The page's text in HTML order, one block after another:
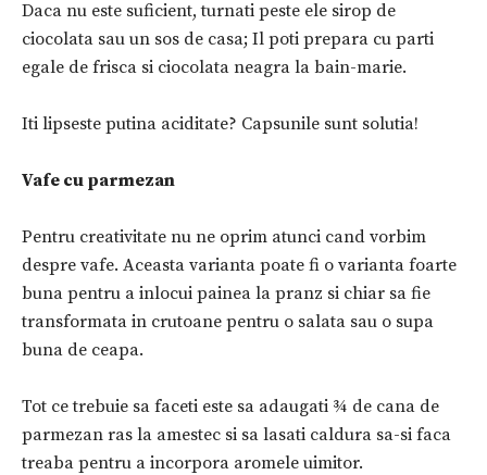
Daca nu este suficient, turnati peste ele sirop de
ciocolata sau un sos de casa; Il poti prepara cu parti
egale de frisca si ciocolata neagra la bain-marie.
Iti lipseste putina aciditate? Capsunile sunt solutia!
Vafe cu parmezan
Pentru creativitate nu ne oprim atunci cand vorbim
despre vafe. Aceasta varianta poate fi o varianta foarte
buna pentru a inlocui painea la pranz si chiar sa fie
transformata in crutoane pentru o salata sau o supa
buna de ceapa.
Tot ce trebuie sa faceti este sa adaugati ¾ de cana de
parmezan ras la amestec si sa lasati caldura sa-si faca
treaba pentru a incorpora aromele uimitor.